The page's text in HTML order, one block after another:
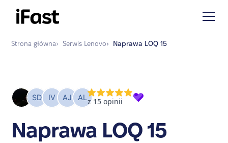
Strona główna› Serwis Lenovo› Naprawa LOQ 15
Naprawa LOQ 15